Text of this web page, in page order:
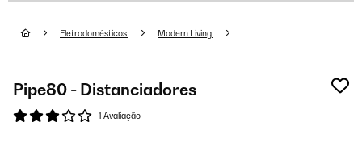
Eletrodomésticos Modern Living
Pipe80 - Distanciadores
1 Avaliação